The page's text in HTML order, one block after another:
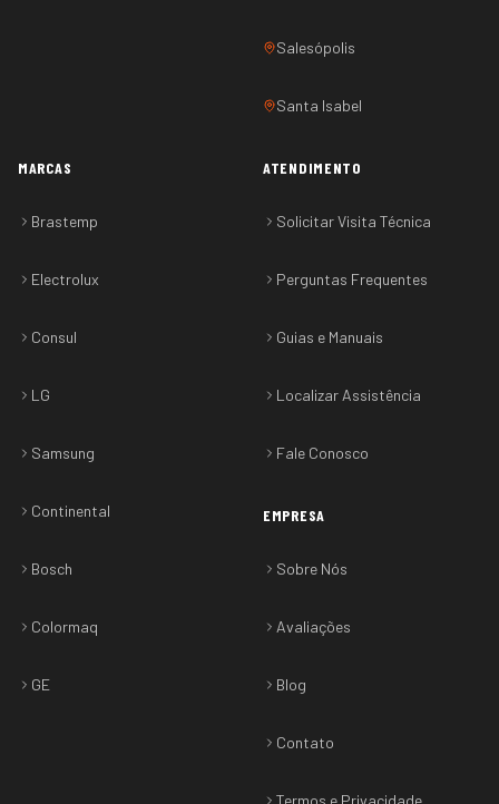
Salesópolis
Santa Isabel
MARCAS
Brastemp
Electrolux
Consul
LG
Samsung
Continental
Bosch
Colormaq
GE
ATENDIMENTO
Solicitar Visita Técnica
Perguntas Frequentes
Guias e Manuais
Localizar Assistência
Fale Conosco
EMPRESA
Sobre Nós
Avaliações
Blog
Contato
Termos e Privacidade